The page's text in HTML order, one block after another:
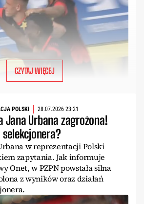
CZYTAJ WIĘCEJ
POLSKI 28.07.2026 23:21
Jana Urbana zagrożona!
selekcjonera?
w reprezentacji Polski
zapytania. Jak informuje
Onet, w PZPN powstała silna
z wyników oraz działań